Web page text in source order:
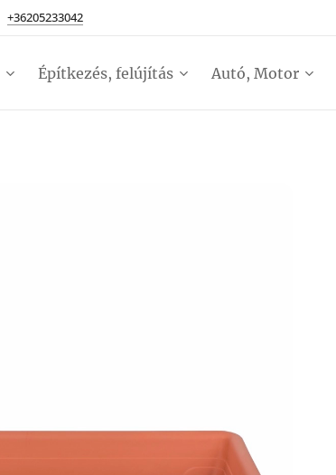
+36205233042
Építkezés, felújítás Autó, Motor